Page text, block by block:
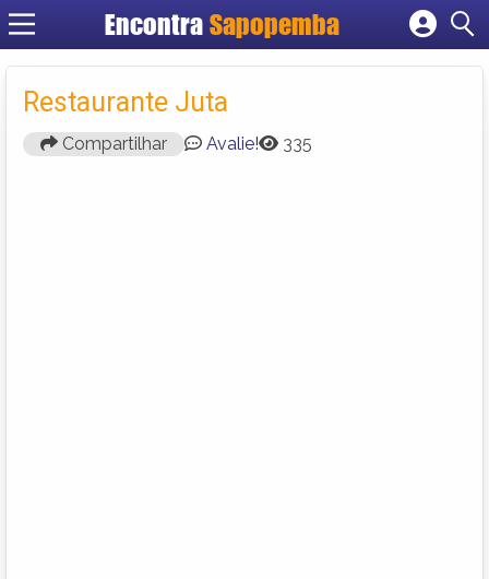
Encontra Sapopemba
Cadastrar empresa
Criar conta
Restaurante Juta
Compartilhar Avalie! 335